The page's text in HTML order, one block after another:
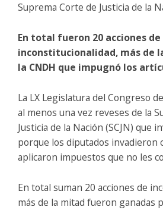
Suprema Corte de Justicia de la
En total fueron 20 acciones de
inconstitucionalidad, más de
la CNDH que impugnó los
La LX Legislatura del Congreso
al menos una vez reveses de la
Justicia de la Nación (SCJN) que
porque los diputados invadieron
aplicaron impuestos que no les
En total suman 20 acciones de
más de la mitad fueron ganadas